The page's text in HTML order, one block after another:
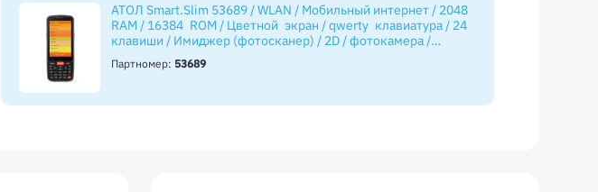
АТОЛ Smart.Slim 53689 / WLAN / Мобильный интернет / 2048
RAM / 16384 ROM / Цветной экран / qwerty клавиатура / 24
клавиши / Имиджер (фотосканер) / 2D / фотокамера /
Android 7.0 / Терминал, аккумулятор, блок питания, кабель
USB, ремешок.
Партномер: 53689